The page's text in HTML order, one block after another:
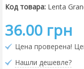
Код товара: Lenta
36.00 грн
Цена проверена!
Нашли дешевле?